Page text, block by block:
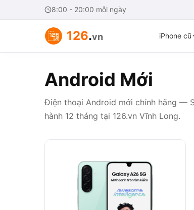
8:00 - 20:00 mỗi ngày
126.vn iPhone cũ
Android Mới
Điện thoại Android mới chính hãng —
hành 12 tháng tại 126.vn Vĩnh Long.